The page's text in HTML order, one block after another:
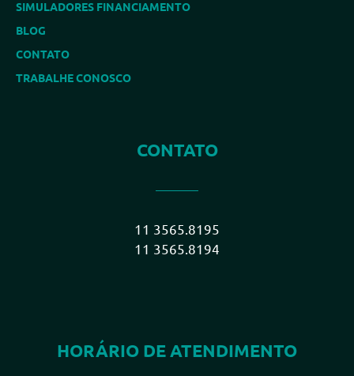
SIMULADORES FINANCIAMENTO
BLOG
CONTATO
TRABALHE CONOSCO
CONTATO
11 3565.8195
11 3565.8194
HORÁRIO DE ATENDIMENTO